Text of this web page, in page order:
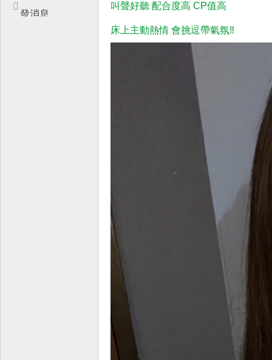
發消息
叫聲好聽 配合度高 CP值高
床上主動熱情 會挑逗帶氣氛‼️